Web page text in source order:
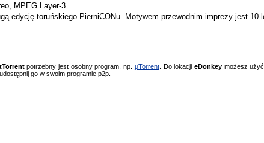
MPEG Layer-3
edycję toruńskiego PierniCONu. Motywem przewodnim imprezy jest 10-
potrzebny jest osobny program, np. µTorrent. Do lokacjieDonkey możesz
go w swoim programie p2p.